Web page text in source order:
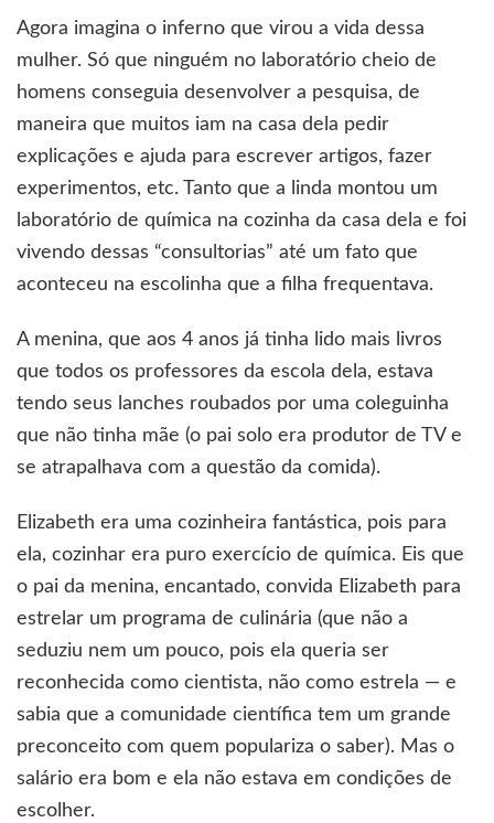
Agora imagina o inferno que virou a vida dessa
mulher. Só que ninguém no laboratório cheio de
homens conseguia desenvolver a pesquisa, de
maneira que muitos iam na casa dela pedir
explicações e ajuda para escrever artigos, fazer
experimentos, etc. Tanto que a linda montou um
laboratório de química na cozinha da casa dela e foi
vivendo dessas “consultorias” até um fato que
aconteceu na escolinha que a filha frequentava.
A menina, que aos 4 anos já tinha lido mais livros
que todos os professores da escola dela, estava
tendo seus lanches roubados por uma coleguinha
que não tinha mãe (o pai solo era produtor de TV e
se atrapalhava com a questão da comida).
Elizabeth era uma cozinheira fantástica, pois para
ela, cozinhar era puro exercício de química. Eis que
o pai da menina, encantado, convida Elizabeth para
estrelar um programa de culinária (que não a
seduziu nem um pouco, pois ela queria ser
reconhecida como cientista, não como estrela — e
sabia que a comunidade científica tem um grande
preconceito com quem populariza o saber). Mas o
salário era bom e ela não estava em condições de
escolher.